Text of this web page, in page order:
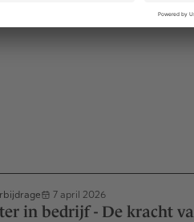
bedrijven nog steeds
7 april 2026
in bedrijf - De kracht